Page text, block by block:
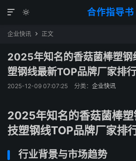
合作指导书


企业快讯  正文
2025年知名的香菇菌棒塑钢
塑钢线最新TOP品牌厂家排行
2025-12-09 07:07:25 分类： 企业快讯
2025年知名的香菇菌棒
技塑钢线TOP品牌厂家排
行业背景与市场趋势